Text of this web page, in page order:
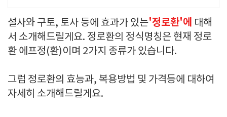
설사와 구토, 토사 등에 효과가 있는'정로환'에 대해
서 소개해드릴게요. 정로환의 정식명칭은 현재 정로
환 에프정(환)이며 2가지 종류가 있습니다.
그럼 정로환의 효능과, 복용방법 및 가격등에 대하여
자세히 소개해드릴게요.